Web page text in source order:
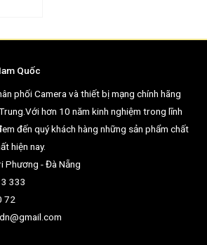
Quốc
phối Camera và thiết bị mạng chính hãng
hơn 10 năm kinh nghiệm trong lĩnh
đến quý khách hàng những sản phẩm chất
hiện nay.
Phương - Đà Nẵng
333
72